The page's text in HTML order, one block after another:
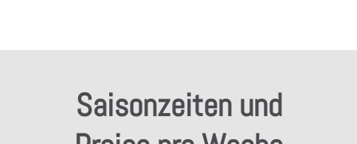
Saisonzeiten und